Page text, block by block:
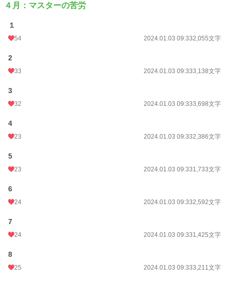
っていく。
第に変わって行き、「店の経営を立て直す事」を目的とするようになっていた。
そして、店の経営は改善していったように思われたが――
「失敗」をテーマにした、感動のお仕事BLドラマ。ここに開幕！
※【本編】に肉体的接触は、ぼぼありません。
す。私は、女の子キャラが……好きです！
BL
24h.ポイント
文字数
更新日時
初回公開日時
４月：マスターの苦労
１
54 2024.01.03 09:332,055文字
2
33 2024.01.03 09:333,138文字
3
32 2024.01.03 09:333,698文字
4
23 2024.01.03 09:332,386文字
5
23 2024.01.03 09:331,733文字
6
24 2024.01.03 09:332,592文字
7
24 2024.01.03 09:331,425文字
8
25 2024.01.03 09:333,211文字